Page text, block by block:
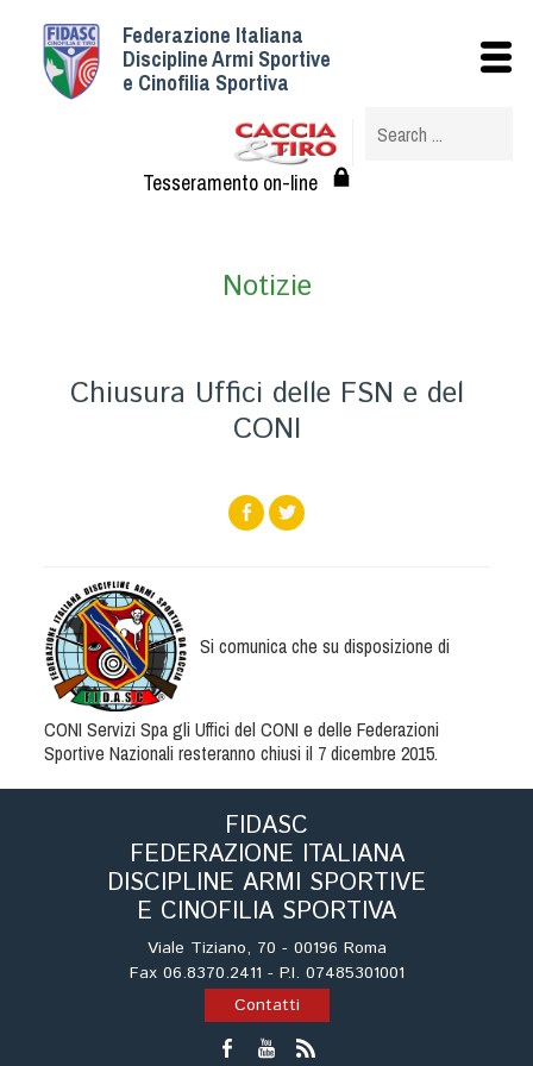
Federazione Italiana
Discipline Armi Sportive
e Cinofilia Sportiva
Tesseramento on-line
Notizie
Chiusura Uffici delle FSN e del
CONI
Si comunica che su disposizione di
CONI Servizi Spa gli Uffici del CONI e delle Federazioni
Sportive Nazionali resteranno chiusi il 7 dicembre 2015.
FIDASC
FEDERAZIONE ITALIANA
DISCIPLINE ARMI SPORTIVE
E CINOFILIA SPORTIVA
Viale Tiziano, 70 - 00196 Roma
Fax 06.8370.2411 - P.I. 07485301001
Contatti
Istituzionale
Struttura
Albo Veterinari federali
Statuto e Regolamenti
Assicurazione
Convenzioni
Tesserati
Albo Fornitori
Tecnici
Calendario Manifestazioni
Organi di Giustizia - Dispositivi
Modelli e moduli
Albo Atleti Cinofili
Guida Locandine Ufficiali
Tiro di Campagna
English e Training Sporting